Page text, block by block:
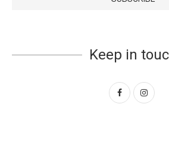
Keep in